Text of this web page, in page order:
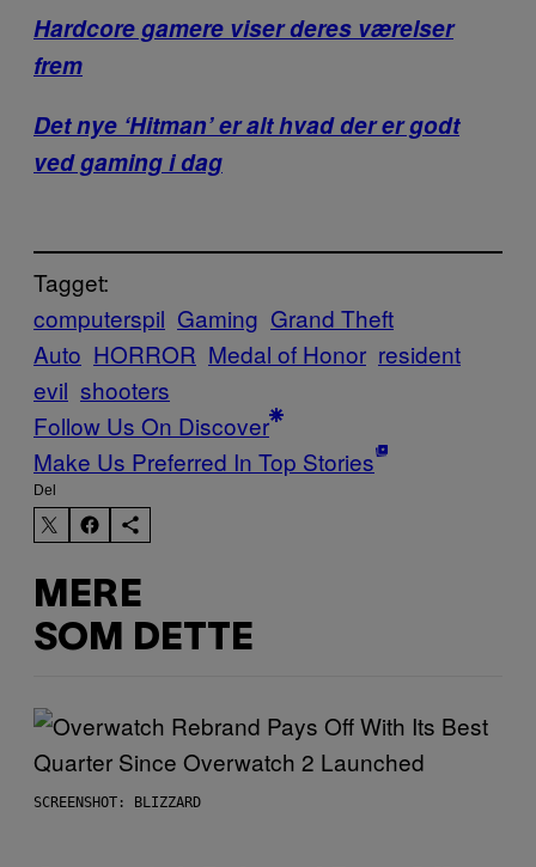
Hardcore gamere viser deres værelser
frem
Det nye ‘Hitman’ er alt hvad der er godt
ved gaming i dag
Tagget:
computerspil Gaming Grand Theft
Auto HORROR Medal of Honor resident
evil shooters
Follow Us On Discover
Make Us Preferred In Top Stories
Del
MERE
SOM DETTE
SCREENSHOT: BLIZZARD